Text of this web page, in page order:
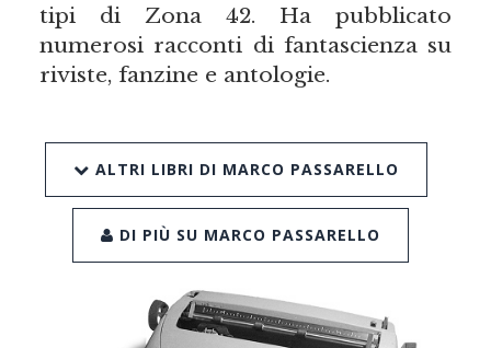
tipi di Zona 42. Ha pubblicato
numerosi racconti di fantascienza su
riviste, fanzine e antologie.
ALTRI LIBRI DI MARCO PASSARELLO
DI PIÙ SU MARCO PASSARELLO